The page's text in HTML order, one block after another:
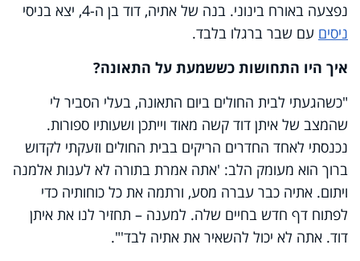
נפצעה באורח בינוני. בנה של אתיה, דוד בן ה-4, יצא בניסי
ניסים עם שבר ברגלו בלבד.
איך היו התחושות כששמעת על התאונה?
"כשהגעתי לבית החולים ביום התאונה, בעלי הסביר לי
שהמצב של איתן דוד קשה מאוד וייתכן ושעותיו ספורות.
נכנסתי לאחד החדרים הריקים בבית החולים וזעקתי לקדוש
ברוך הוא מעומק הלב: 'אתה אמרת בתורה לא לענות אלמנה
ויתום. אתיה כבר עברה מסע, ורתמה את כל כוחותיה כדי
לפתוח דף חדש בחיים שלה. למענה – תחזיר לנו את איתן
דוד. אתה לא יכול להשאיר את אתיה לבד'".